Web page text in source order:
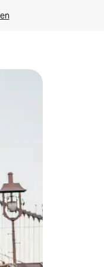
of swipen.